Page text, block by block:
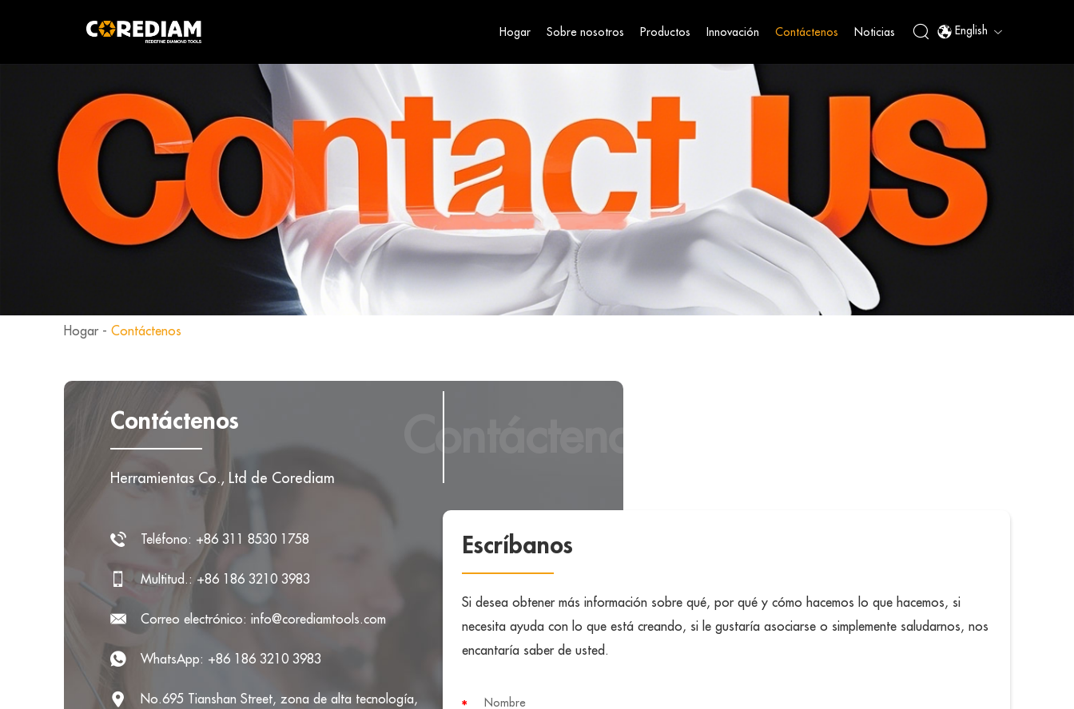
English
Hogar Sobre nosotros Productos Innovación Contáctenos Noticias
Hogar- Contáctenos
Contáctenos
Herramientas Co., Ltd de Corediam
Teléfono: +86 311 8530 1758
Multitud.: +86 186 3210 3983
Correo electrónico: info@corediamtools.com
WhatsApp: +86 186 3210 3983
No.695 Tianshan Street, zona de alta tecnología,
Escríbanos
Si desea obtener más información sobre qué, por qué y cómo hacemos lo que hacemos, si
necesita ayuda con lo que está creando, si le gustaría asociarse o simplemente saludarnos, nos
encantaría saber de usted.